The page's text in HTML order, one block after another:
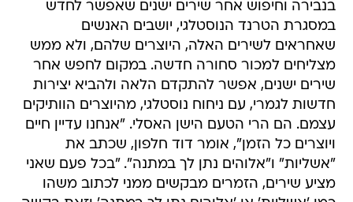
בנבירה וחיפוש אחר שירים ישנים שאפשר לחדש
במסגרת הטרנד הנוסטלגי, יושבים האנשים
שאחראים לשירים האלה, היוצרים שלהם, ולא ממש
מצליחים למכור סחורה חדשה. במקום לחפש אחר
שירים ישנים, אפשר להתקדם הלאה ולהביא יצירות
חדשות לגמרי, עם ניחוח נוסטלגי, מהיוצרים הוותיקים
עצמם. הם הרי הטעם הישן האסלי. "אנחנו עדיין חיים
ויוצרים כל הזמן", אומר דוד חלפון, שכתב את
"אשליות" ו"אלוהים נתן לך במתנה". "בכל פעם שאני
מציע שירים, הזמרים מבקשים ממני לכתוב משהו